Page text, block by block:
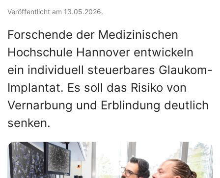
Veröffentlicht am 13.05.2026.
Forschende der Medizinischen
Hochschule Hannover entwickeln
ein individuell steuerbares Glaukom-
Implantat. Es soll das Risiko von
Vernarbung und Erblindung deutlich
senken.